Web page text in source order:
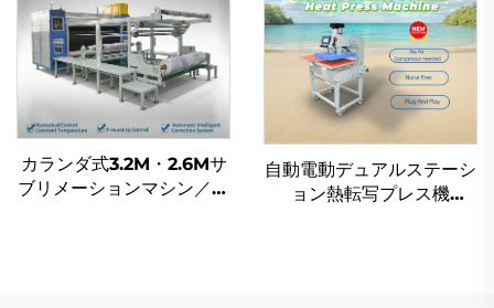
カランダ式3.2M・2.6Mサ
ブリメーションマシン／ロ
自動電動デュアルステーシ
ョン熱転写プレス機